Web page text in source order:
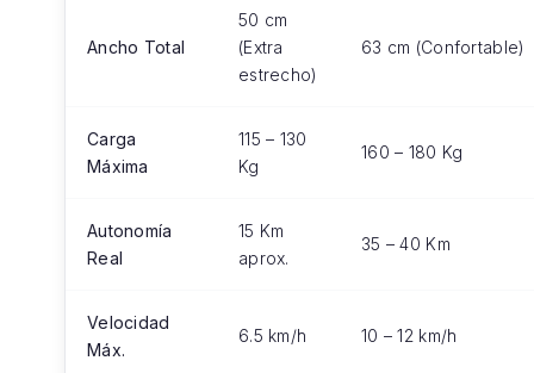
Ancho Total
50 cm
(Extra
estrecho)
63 cm (Confortable)
Carga
Máxima
115 – 130
Kg
160 – 180 Kg
Autonomía
Real
15 Km
aprox.
35 – 40 Km
Velocidad
Máx.
6.5 km/h 10 – 12 km/h